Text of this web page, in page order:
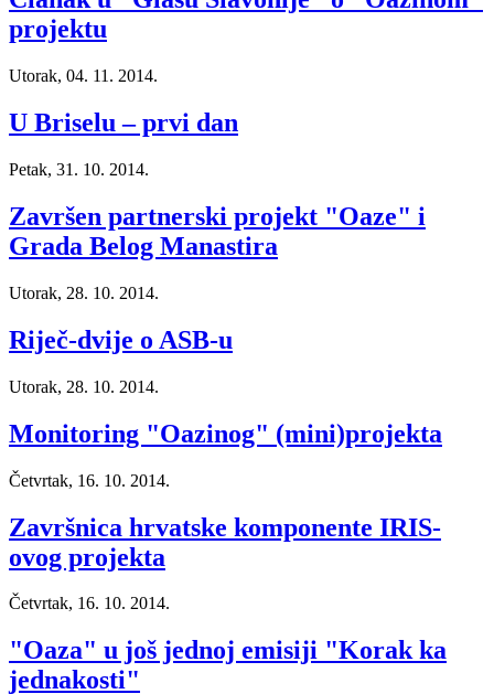
projektu
Utorak, 04. 11. 2014.
U Briselu – prvi dan
Petak, 31. 10. 2014.
Završen partnerski projekt "Oaze" i
Grada Belog Manastira
Utorak, 28. 10. 2014.
Riječ-dvije o ASB-u
Utorak, 28. 10. 2014.
Monitoring "Oazinog" (mini)projekta
Četvrtak, 16. 10. 2014.
Završnica hrvatske komponente IRIS-
ovog projekta
Četvrtak, 16. 10. 2014.
"Oaza" u još jednoj emisiji "Korak ka
jednakosti"